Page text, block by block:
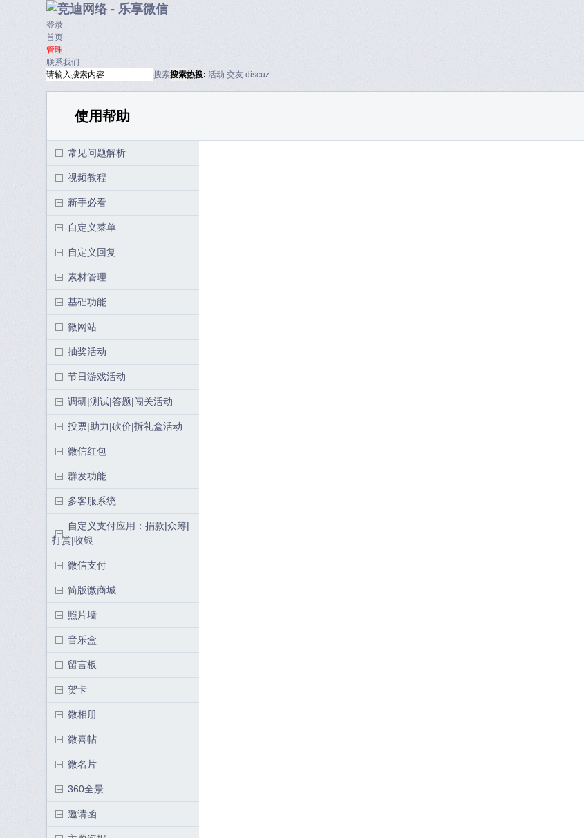
登录
首页
管理
联系我们
搜索搜索热搜: 活动 交友 discuz
使用帮助
常见问题解析
视频教程
新手必看
自定义菜单
自定义回复
素材管理
基础功能
微网站
抽奖活动
节日游戏活动
调研|测试|答题|闯关活动
投票|助力|砍价|拆礼盒活动
微信红包
群发功能
多客服系统
自定义支付应用：捐款|众筹|
打赏|收银
微信支付
简版微商城
照片墙
音乐盒
留言板
贺卡
微相册
微喜帖
微名片
360全景
邀请函